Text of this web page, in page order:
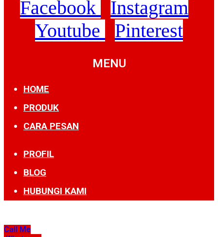
Facebook
Instagram
Youtube
Pinterest
MENU
HOME
PRODUK
CARA PESAN
PROFIL
BLOG
HUBUNGI KAMI
Call Me